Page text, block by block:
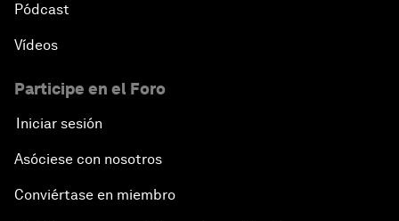
Pódcast
Vídeos
Participe en el Foro
Iniciar sesión
Asóciese con nosotros
Conviértase en miembro